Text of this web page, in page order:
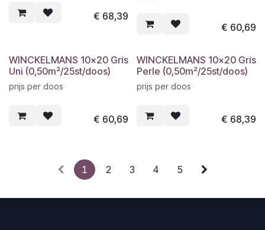
€ 68,39
€ 60,69
WINCKELMANS 10x20 Gris
Uni (0,50m²/25st/doos)
prijs per doos
€ 60,69
WINCKELMANS 10x20 Gris
Perle (0,50m²/25st/doos)
prijs per doos
€ 68,39
1 2 3 4 5